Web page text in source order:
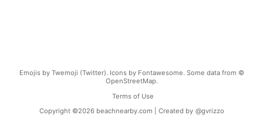
Emojis by Twemoji (Twitter). Icons by Fontawesome. Some data from ©
OpenStreetMap.
Terms of Use
Copyright ©2026 beachnearby.com | Created by @gvrizzo